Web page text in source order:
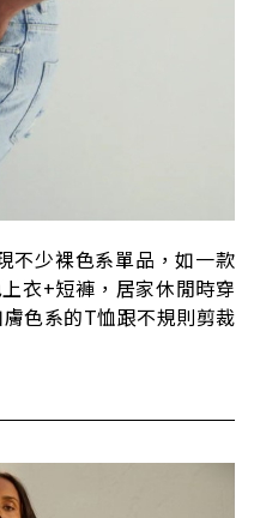
不少裸色系單品，如一款
衣+短褲，居家休閒時穿
色系的T恤跟不規則剪裁